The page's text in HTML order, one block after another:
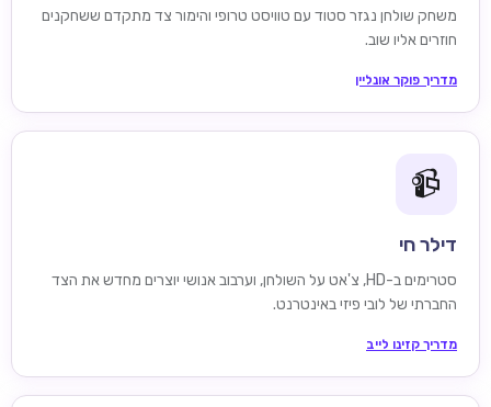
משחק שולחן נגזר סטוד עם טוויסט טרופי והימור צד מתקדם ששחקנים
חוזרים אליו שוב.
מדריך פוקר אונליין
📹
דילר חי
סטרימים ב-HD, צ'אט על השולחן, וערבוב אנושי יוצרים מחדש את הצד
החברתי של לובי פיזי באינטרנט.
מדריך קזינו לייב